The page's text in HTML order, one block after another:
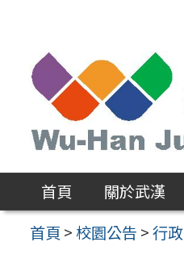
區
首頁 關於武漢
首頁 >校園公告 >行